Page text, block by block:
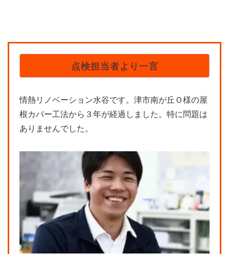
点検担当者より一言
情熱リノベーション水谷です。津市南が丘Ｏ様の屋
根カバー工法から３年が経過しました。特に問題は
ありませんでした。